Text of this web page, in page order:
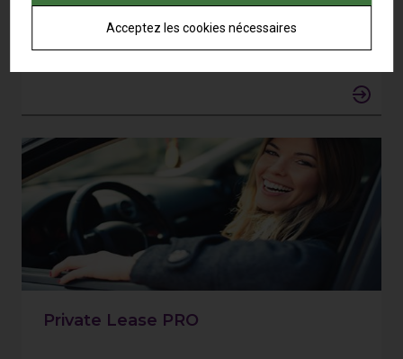
Sale & Leaseback
Private Lease PRO
Acceptez les cookies nécessaires